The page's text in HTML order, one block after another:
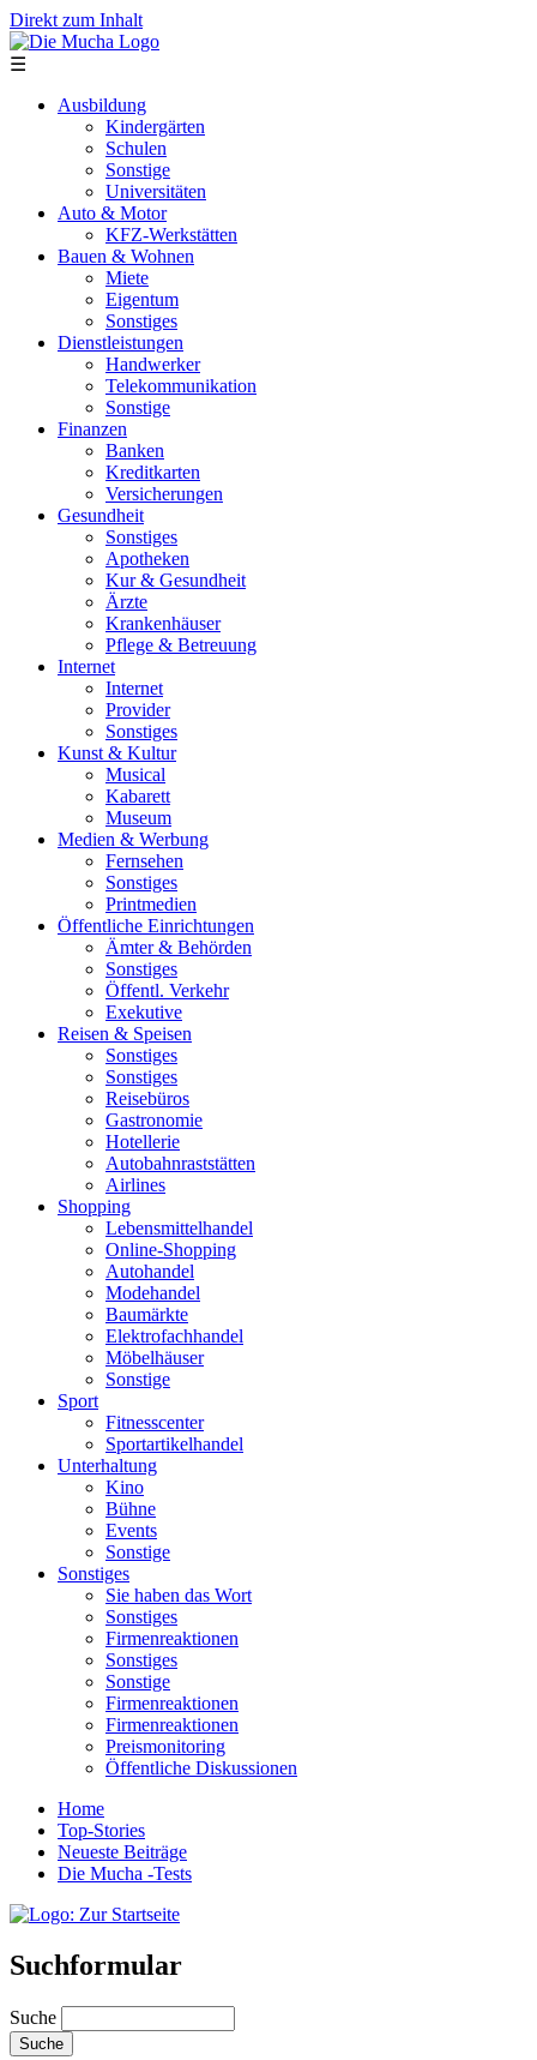
Direkt zum Inhalt
☰
Ausbildung
Kindergärten
Schulen
Sonstige
Universitäten
Auto & Motor
KFZ-Werkstätten
Bauen & Wohnen
Miete
Eigentum
Sonstiges
Dienstleistungen
Handwerker
Telekommunikation
Sonstige
Finanzen
Banken
Kreditkarten
Versicherungen
Gesundheit
Sonstiges
Apotheken
Kur & Gesundheit
Ärzte
Krankenhäuser
Pflege & Betreuung
Internet
Internet
Provider
Sonstiges
Kunst & Kultur
Musical
Kabarett
Museum
Medien & Werbung
Fernsehen
Sonstiges
Printmedien
Öffentliche Einrichtungen
Ämter & Behörden
Sonstiges
Öffentl. Verkehr
Exekutive
Reisen & Speisen
Sonstiges
Sonstiges
Reisebüros
Gastronomie
Hotellerie
Autobahnraststätten
Airlines
Shopping
Lebensmittelhandel
Online-Shopping
Autohandel
Modehandel
Baumärkte
Elektrofachhandel
Möbelhäuser
Sonstige
Sport
Fitnesscenter
Sportartikelhandel
Unterhaltung
Kino
Bühne
Events
Sonstige
Sonstiges
Sie haben das Wort
Sonstiges
Firmenreaktionen
Sonstiges
Sonstige
Firmenreaktionen
Firmenreaktionen
Preismonitoring
Öffentliche Diskussionen
Home
Top-Stories
Neueste Beiträge
Die Mucha -Tests
Suchformular
Suche